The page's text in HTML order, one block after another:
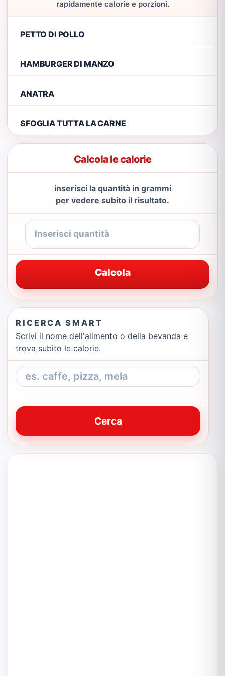
rapidamente calorie e porzioni.
PETTO DI POLLO
HAMBURGER DI MANZO
ANATRA
SFOGLIA TUTTA LA CARNE
Calcola le calorie
inserisci la quantità in grammi
per vedere subito il risultato.
Calcola
RICERCA SMART
Scrivi il nome dell'alimento o della bevanda e
trova subito le calorie.
Cerca